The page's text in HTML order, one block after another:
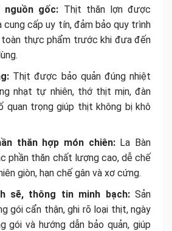
gốc: Thịt thăn lợn được
cung cấp uy tín, đảm bảo quy trình
toàn thực phẩm trước khi đưa đến
Thịt được bảo quản đúng nhiệt
nhạt tự nhiên, thớ thịt mịn, đàn
trọng giúp thịt không bị khô
thăn hợp món chiên:La Bàn
phần thăn chất lượng cao, dễ chế
giòn, hạn chế gân và xơ cứng.
sẽ, thông tin minh bạch:Sản
gói cẩn thận, ghi rõ loại thịt, ngày
gói và hướng dẫn bảo quản, giúp